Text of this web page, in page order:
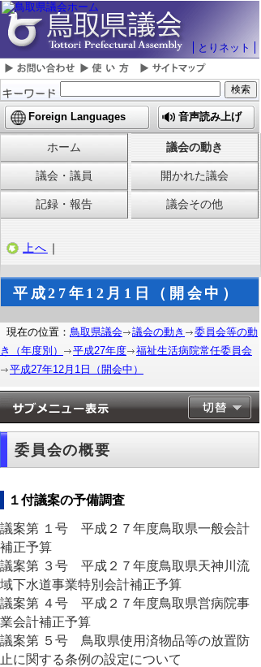
とりネット
Foreign Languages 音声読み上げ
ホーム 議会の動き
議会・議員 開かれた議会
記録・報告 議会その他
上へ ｜
平成27年12月1日（開会中）
現在の位置： 鳥取県議会 議会の動き
委員会等の動
き（年度別）
平成27年度
福祉生活病院常任委員会
平成27年12月1日（開会中）
委員会の概要
１付議案の予備調査
議案第 １号 平成２７年度鳥取県一般会計
補正予算
議案第 ３号 平成２７年度鳥取県天神川流
域下水道事業特別会計補正予算
議案第 ４号 平成２７年度鳥取県営病院事
業会計補正予算
議案第 ５号 鳥取県使用済物品等の放置防
止に関する条例の設定について